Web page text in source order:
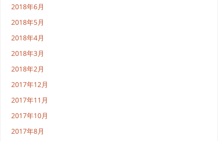
2018年6月
2018年5月
2018年4月
2018年3月
2018年2月
2017年12月
2017年11月
2017年10月
2017年8月